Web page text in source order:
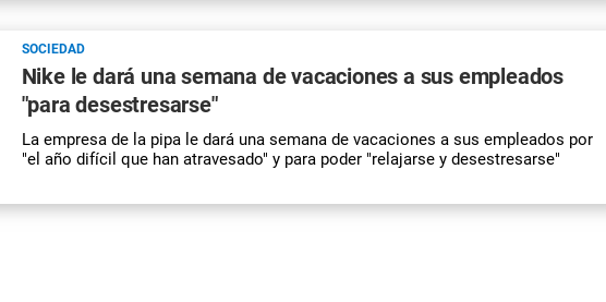
SOCIEDAD
Nike le dará una semana de vacaciones a sus empleados
"para desestresarse"
La empresa de la pipa le dará una semana de vacaciones a sus empleados por
"el año difícil que han atravesado" y para poder "relajarse y desestresarse"